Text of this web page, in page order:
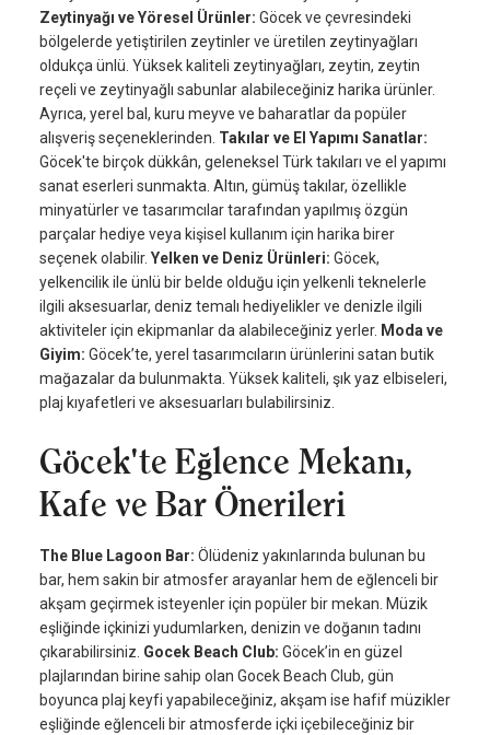
Zeytinyağı ve Yöresel Ürünler: Göcek ve çevresindeki
bölgelerde yetiştirilen zeytinler ve üretilen zeytinyağları
oldukça ünlü. Yüksek kaliteli zeytinyağları, zeytin, zeytin
reçeli ve zeytinyağlı sabunlar alabileceğiniz harika ürünler.
Ayrıca, yerel bal, kuru meyve ve baharatlar da popüler
alışveriş seçeneklerinden. Takılar ve El Yapımı Sanatlar:
Göcek'te birçok dükkân, geleneksel Türk takıları ve el yapımı
sanat eserleri sunmakta. Altın, gümüş takılar, özellikle
minyatürler ve tasarımcılar tarafından yapılmış özgün
parçalar hediye veya kişisel kullanım için harika birer
seçenek olabilir. Yelken ve Deniz Ürünleri: Göcek,
yelkencilik ile ünlü bir belde olduğu için yelkenli teknelerle
ilgili aksesuarlar, deniz temalı hediyelikler ve denizle ilgili
aktiviteler için ekipmanlar da alabileceğiniz yerler. Moda ve
Giyim: Göcek’te, yerel tasarımcıların ürünlerini satan butik
mağazalar da bulunmakta. Yüksek kaliteli, şık yaz elbiseleri,
plaj kıyafetleri ve aksesuarları bulabilirsiniz.
Göcek'te Eğlence Mekanı,
Kafe ve Bar Önerileri
The Blue Lagoon Bar: Ölüdeniz yakınlarında bulunan bu
bar, hem sakin bir atmosfer arayanlar hem de eğlenceli bir
akşam geçirmek isteyenler için popüler bir mekan. Müzik
eşliğinde içkinizi yudumlarken, denizin ve doğanın tadını
çıkarabilirsiniz. Gocek Beach Club: Göcek’in en güzel
plajlarından birine sahip olan Gocek Beach Club, gün
boyunca plaj keyfi yapabileceğiniz, akşam ise hafif müzikler
eşliğinde eğlenceli bir atmosferde içki içebileceğiniz bir